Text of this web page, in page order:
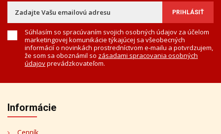
Súhlasím so spracúvaním svojich osobných údajov za účelom
marketingovej komunikácie týkajúcej sa všeobecných
informácií o novinkách prostredníctvom e-mailu a potvrdzujem,
že som sa oboznámil so zásadami spracovania osobných
údajovprevádzkovateľom.
Informácie
Cenník